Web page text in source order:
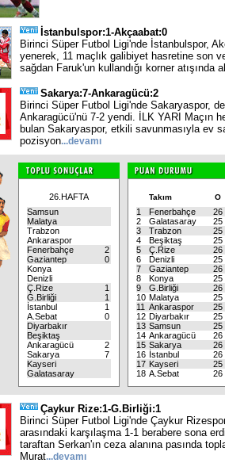
İstanbulspor:1-Akçaabat:0
Birinci Süper Futbol Ligi'nde İstanbulspor,
yenerek, 11 maçlık galibiyet hasretine son
sağdan Faruk'un kullandığı korner atışında
Sakarya:7-Ankaragücü:2
Birinci Süper Futbol Ligi'nde Sakaryaspor,
Ankaragücü'nü 7-2 yendi. İLK YARI Maçın
bulan Sakaryaspor, etkili savunmasıyla ev
pozisyon...devamı
26.HAFTA
Samsun
Malatya
Trabzon
Ankaraspor
Fenerbahçe
2
Gaziantep
0
Konya
Denizli
Ç.Rize
1
G.Birliği
1
İstanbul
1
A.Sebat
0
Diyarbakır
Beşiktaş
Ankaragücü
2
Sakarya
7
Kayseri
Galatasaray
Takım O
1 Fenerbahçe
26
2
Galatasaray
25
3
Trabzon
25
4
Beşiktaş
25
5
Ç.Rize
26
6
Denizli
25
7
Gaziantep
26
8
Konya
25
9
G.Birliği
26
10 Malatya
25
11 Ankaraspor
25
12 Diyarbakır
25
13 Samsun
25
14 Ankaragücü
26
15 Sakarya
26
16 İstanbul
26
17 Kayseri
25
18 A.Sebat 26
Çaykur Rize:1-G.Birliği:1
Birinci Süper Futbol Ligi'nde Çaykur
arasındaki karşılaşma 1-1 berabere sona
taraftan Serkan'ın ceza alanına pasında
Murat...devamı